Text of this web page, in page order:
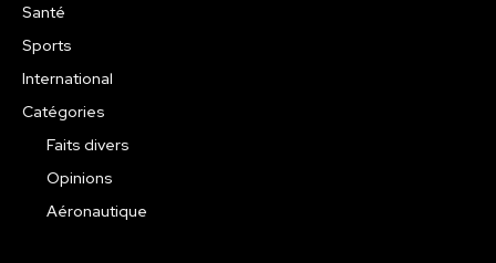
Santé
Sports
International
Catégories
Faits divers
Opinions
Aéronautique